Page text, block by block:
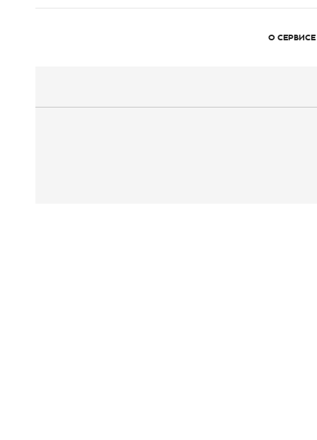
О СЕРВИСЕ